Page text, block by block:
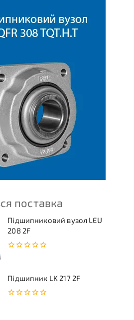
поставка
Підшипниковий вузол LEU
208 2F
Підшипник LK 217 2F